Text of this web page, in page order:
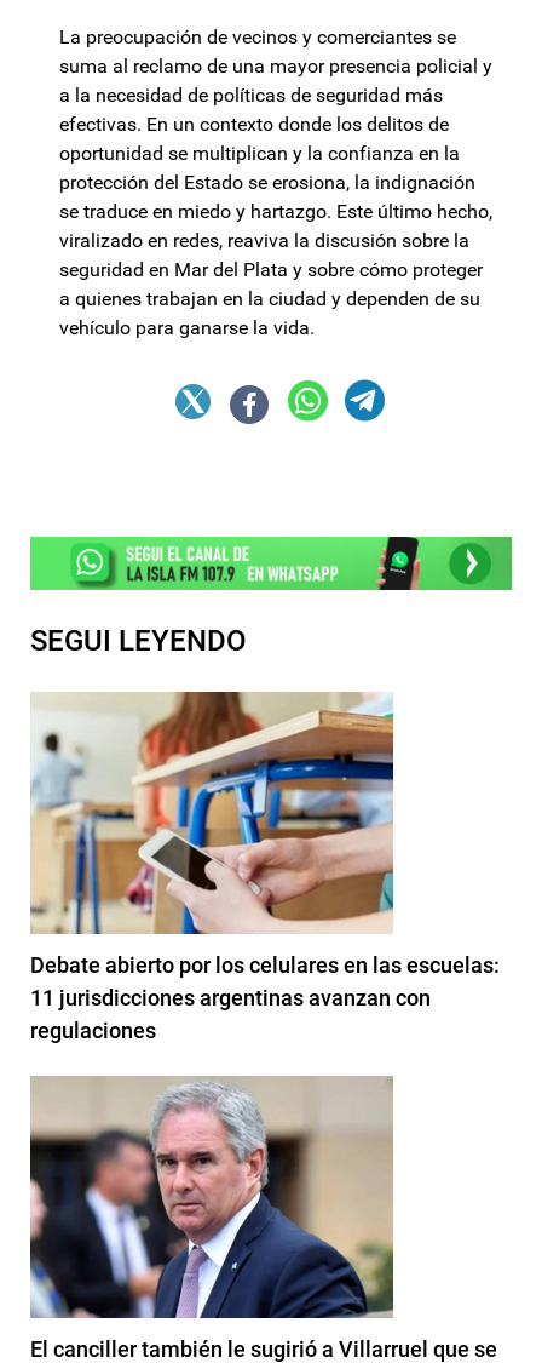
La preocupación de vecinos y comerciantes se
suma al reclamo de una mayor presencia policial y
a la necesidad de políticas de seguridad más
efectivas. En un contexto donde los delitos de
oportunidad se multiplican y la confianza en la
protección del Estado se erosiona, la indignación
se traduce en miedo y hartazgo. Este último hecho,
viralizado en redes, reaviva la discusión sobre la
seguridad en Mar del Plata y sobre cómo proteger
a quienes trabajan en la ciudad y dependen de su
vehículo para ganarse la vida.
SEGUI LEYENDO
Debate abierto por los celulares en las escuelas:
11 jurisdicciones argentinas avanzan con
regulaciones
El canciller también le sugirió a Villarruel que se